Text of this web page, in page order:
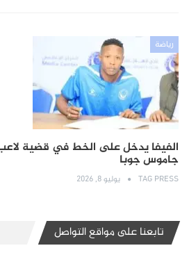
رياضة
الفيفا يدخل على الخط في قضية
جاموس جوبا
TAG PRESS يوليو 8, 2026
تابعنا على مواقع التواصل